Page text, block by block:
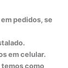
pedidos, se
em celular.